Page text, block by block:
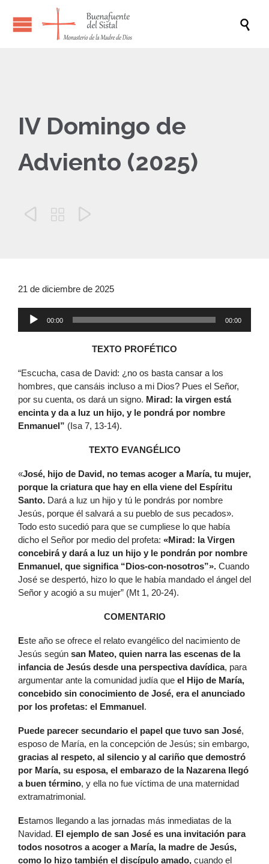

IV Domingo de
Adviento (2025)
  
21 de diciembre de 2025
00:00 00:00
TEXTO PROFÉTICO
“Escucha, casa de David: ¿no os basta cansar a los
hombres, que cansáis incluso a mi Dios? Pues el Señor,
por su cuenta, os dará un signo. Mirad: la virgen está
encinta y da a luz un hijo, y le pondrá por nombre
Enmanuel” (Isa 7, 13-14).
TEXTO EVANGÉLICO
«José, hijo de David, no temas acoger a María, tu mujer,
porque la criatura que hay en ella viene del Espíritu
Santo. Dará a luz un hijo y tú le pondrás por nombre
Jesús, porque él salvará a su pueblo de sus pecados».
Todo esto sucedió para que se cumpliese lo que había
dicho el Señor por medio del profeta: «Mirad: la Virgen
concebirá y dará a luz un hijo y le pondrán por nombre
Enmanuel, que significa “Dios-con-nosotros”». Cuando
José se despertó, hizo lo que le había mandado el ángel del
Señor y acogió a su mujer” (Mt 1, 20-24).
COMENTARIO
Este año se ofrece el relato evangélico del nacimiento de
Jesús según san Mateo, quien narra las escenas de la
infancia de Jesús desde una perspectiva davídica, para
argumentar ante la comunidad judía que el Hijo de María,
concebido sin conocimiento de José, era el anunciado
por los profetas: el Emmanuel.
Puede parecer secundario el papel que tuvo san José,
esposo de María, en la concepción de Jesús; sin embargo,
gracias al respeto, al silencio y al cariño que demostró
por María, su esposa, el embarazo de la Nazarena llegó
a buen término, y ella no fue víctima de una maternidad
extramatrimonial.
Estamos llegando a las jornadas más inmediatas de la
Navidad. El ejemplo de san José es una invitación para
todos nosotros a acoger a María, la madre de Jesús,
como lo hizo también el discípulo amado, cuando el